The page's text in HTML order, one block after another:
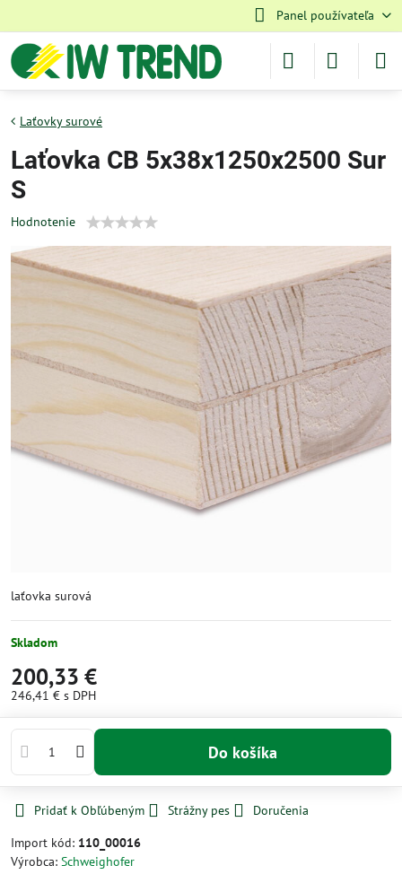
Panel používateľa
Laťovky surové
Laťovka CB 5x38x1250x2500 Sur
S
Hodnotenie
laťovka surová
Skladom
200,33 €
246,41 € s DPH
Do košíka
Pridať k Obľúbeným Strážny pes
Doručenia
Import kód: 110_00016
Výrobca: Schweighofer